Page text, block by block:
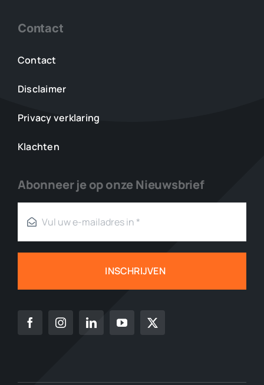
Contact
Contact
Disclaimer
Privacy verklaring
Klachten
Abonneer je op onze Nieuwsbrief
INSCHRIJVEN